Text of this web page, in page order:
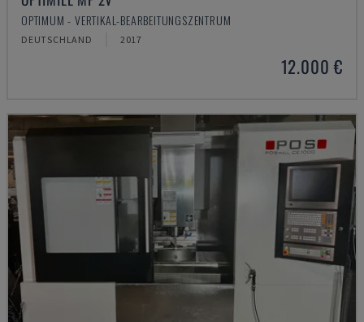
OPTIMUM - VERTIKAL-BEARBEITUNGSZENTRUM
DEUTSCHLAND 2017
12.000 €